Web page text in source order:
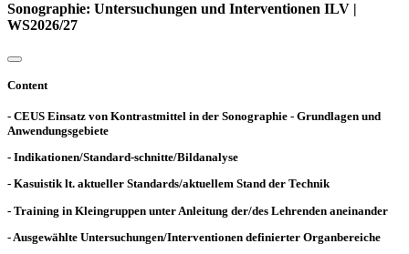
Sonographie: Untersuchungen und Interventionen ILV |
WS2026/27
Content
- CEUS Einsatz von Kontrastmittel in der Sonographie - Grundlagen und
Anwendungsgebiete
- Indikationen/Standard-schnitte/Bildanalyse
- Kasuistik lt. aktueller Standards/aktuellem Stand der Technik
- Training in Kleingruppen unter Anleitung der/des Lehrenden aneinander
- Ausgewählte Untersuchungen/Interventionen definierter Organbereiche